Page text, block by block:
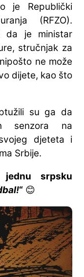
je Republički
(RFZO).
da je ministar
stručnjak za
ne može
dijete, kao što
su ga da
senzora na
djeteta i
Srbije.
srpsku
“ 😊